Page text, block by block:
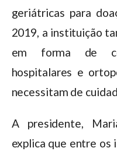
geriátricas para
2019, a instituição
em forma de
hospitalares e
necessitam de
A presidente,
explica que entre os